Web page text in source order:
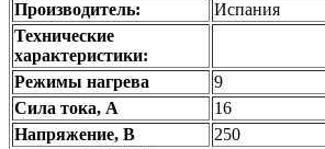
Производитель:
Испания
Технические
характеристики:
Режимы нагрева
9
Сила тока, А
16
Напряжение, В
250